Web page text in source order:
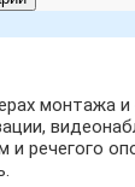
монтажа и
и речегого